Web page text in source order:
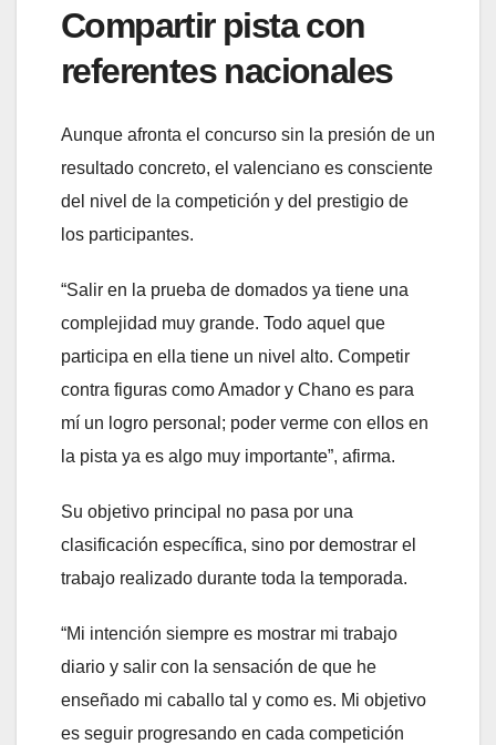
Compartir pista con
referentes nacionales
Aunque afronta el concurso sin la presión de un
resultado concreto, el valenciano es consciente
del nivel de la competición y del prestigio de
los participantes.
“Salir en la prueba de domados ya tiene una
complejidad muy grande. Todo aquel que
participa en ella tiene un nivel alto. Competir
contra figuras como Amador y Chano es para
mí un logro personal; poder verme con ellos en
la pista ya es algo muy importante”, afirma.
Su objetivo principal no pasa por una
clasificación específica, sino por demostrar el
trabajo realizado durante toda la temporada.
“Mi intención siempre es mostrar mi trabajo
diario y salir con la sensación de que he
enseñado mi caballo tal y como es. Mi objetivo
es seguir progresando en cada competición